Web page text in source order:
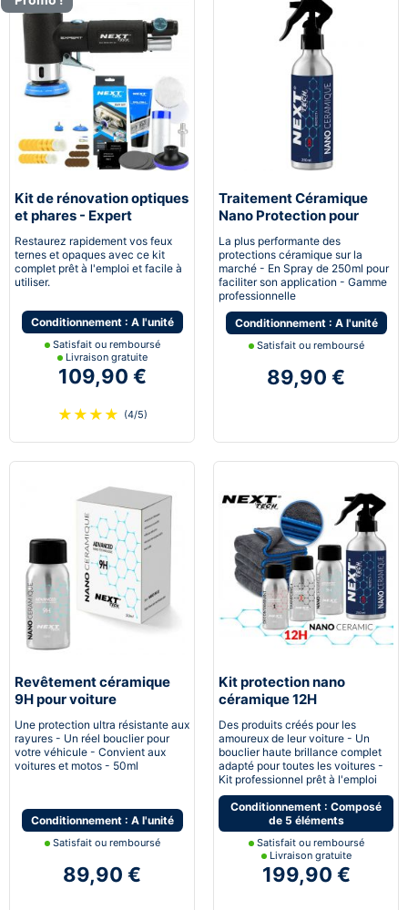
Kit de rénovation optiques
et phares - Expert
Restaurez rapidement vos feux
ternes et opaques avec ce kit
complet prêt à l'emploi et facile à
utiliser.
Conditionnement : A l'unité
Satisfait ou remboursé
Livraison gratuite
109,90 €
★ ★ ★ ★ (4/5)
Traitement Céramique
Nano Protection pour
La plus performante des
protections céramique sur la
marché - En Spray de 250ml pour
faciliter son application - Gamme
professionnelle
Conditionnement : A l'unité
Satisfait ou remboursé
89,90 €
Revêtement céramique
9H pour voiture
Une protection ultra résistante aux
rayures - Un réel bouclier pour
votre véhicule - Convient aux
voitures et motos - 50ml
Conditionnement : A l'unité
Satisfait ou remboursé
89,90 €
Kit protection nano
céramique 12H
Des produits créés pour les
amoureux de leur voiture - Un
bouclier haute brillance complet
adapté pour toutes les voitures -
Kit professionnel prêt à l'emploi
Conditionnement : Composé
de 5 éléments
Satisfait ou remboursé
Livraison gratuite
199,90 €